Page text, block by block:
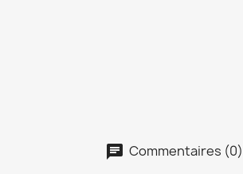
Commentaires (0)